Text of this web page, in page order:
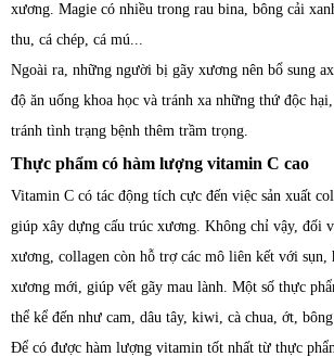
xương. Magie có nhiều trong rau bina, bông cải
thu, cá chép, cá mú...
Ngoài ra, những người bị gãy xương nên bổ sung
độ ăn uống khoa học và tránh xa những thứ độc
tránh tình trạng bệnh thêm trầm trọng.
Thực phẩm có hàm lượng vitamin C cao
Vitamin C có tác động tích cực đến việc sản xuất
giúp xây dựng cấu trúc xương. Không chỉ vậy, đối
xương, collagen còn hỗ trợ các mô liên kết với sụn,
xương mới, giúp vết gãy mau lành. Một số thực
thể kể đến như cam, dâu tây, kiwi, cà chua, ớt, bông
Để có được hàm lượng vitamin tốt nhất từ ​​thực